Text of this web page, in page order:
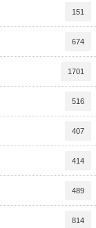
151
674
1701
516
407
414
489
814